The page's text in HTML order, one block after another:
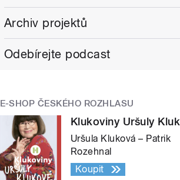
Archiv projektů
Odebírejte podcast
E-SHOP ČESKÉHO ROZHLASU
Klukoviny Uršuly
Uršula Kluková – Patrik
Rozehnal
Koupit